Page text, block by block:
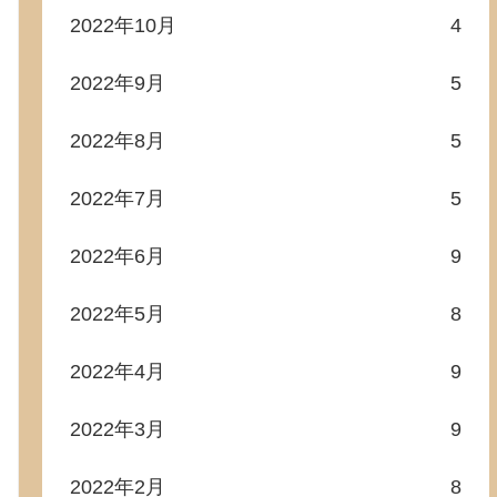
2022年10月 4
2022年9月 5
2022年8月 5
2022年7月 5
2022年6月 9
2022年5月 8
2022年4月 9
2022年3月 9
2022年2月 8